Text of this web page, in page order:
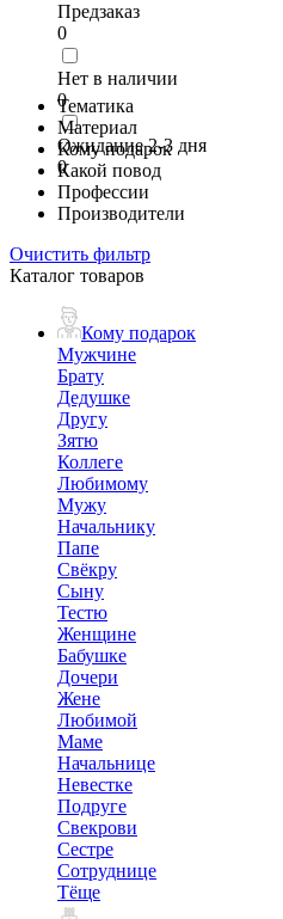
Предзаказ
0
Нет в наличии
0
Ожидание 2-3 дня
0
Тематика
Материал
Кому подарок
Какой повод
Профессии
Производители
Очистить фильтр
Каталог товаров
Кому подарок
Мужчине
Брату
Дедушке
Другу
Зятю
Коллеге
Любимому
Мужу
Начальнику
Папе
Свёкру
Сыну
Тестю
Женщине
Бабушке
Дочери
Жене
Любимой
Маме
Начальнице
Невестке
Подруге
Свекрови
Сестре
Сотруднице
Тёще